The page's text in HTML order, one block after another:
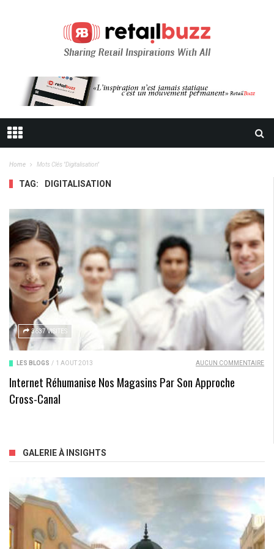
Home Mots Clés "digitalisation"
TAG: DIGITALISATION
3637 VISITES
LES BLOGS / 1 AOÛT 2013 AUCUN COMMENTAIRE
Internet Réhumanise Nos Magasins Par Son Approche
Cross-Canal
GALERIE À INSIGHTS